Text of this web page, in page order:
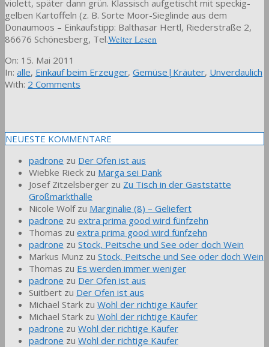
violett, später dann grün. Klassisch aufgetischt mit speckig-
gelben Kartoffeln (z. B. Sorte Moor-Sieglinde aus dem
Donaumoos – Einkaufstipp: Balthasar Hertl, Riederstraße 2,
86676 Schönesberg, Tel.Weiter Lesen
2011-
05-
15
On: 15. Mai 2011
In: alle, Einkauf beim Erzeuger, Gemüse|Kräuter, Unverdaulich
With: 2 Comments
NEUESTE KOMMENTARE
padrone zu Der Ofen ist aus
Wiebke Rieck zu Marga sei Dank
Josef Zitzelsberger zu Zu Tisch in der Gaststätte
Großmarkthalle
Nicole Wolfzu Marginalie (8) – Geliefert
padrone zu extra prima good wird fünfzehn
Thomas zu extra prima good wird fünfzehn
padrone zu Stock, Peitsche und See oder doch Wein
Markus Munz zu Stock, Peitsche und See oder doch Wein
Thomas zu Es werden immer weniger
padrone zu Der Ofen ist aus
Suitbert zu Der Ofen ist aus
Michael Stark zu Wohl der richtige Käufer
Michael Stark zu Wohl der richtige Käufer
padrone zu Wohl der richtige Käufer
padrone zu Wohl der richtige Käufer